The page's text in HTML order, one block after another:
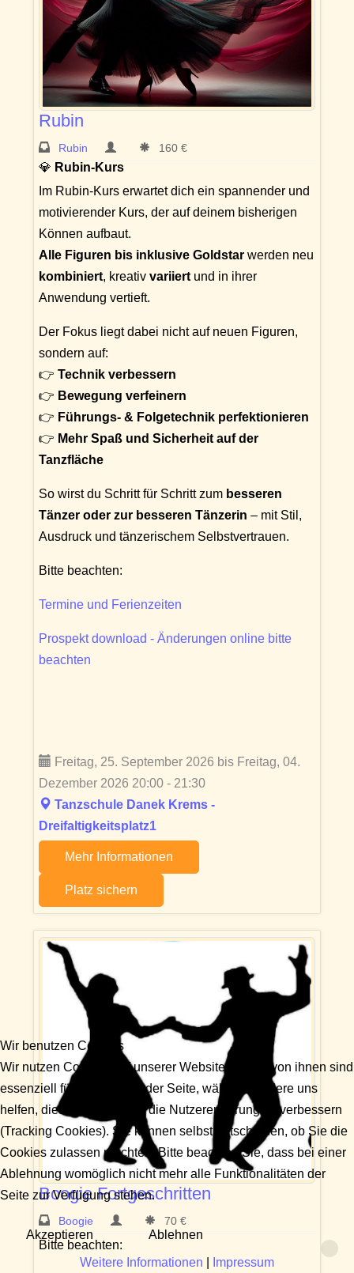
Rubin
Rubin 160 €
💎 Rubin-Kurs
Im Rubin-Kurs erwartet dich ein spannender und
motivierender Kurs, der auf deinem bisherigen
Können aufbaut.
Alle Figuren bis inklusive Goldstar werden neu
kombiniert, kreativ variiert und in ihrer
Anwendung vertieft.
Der Fokus liegt dabei nicht auf neuen Figuren,
sondern auf:
👉 Technik verbessern
👉 Bewegung verfeinern
👉 Führungs- & Folgetechnik perfektionieren
👉 Mehr Spaß und Sicherheit auf der
Tanzfläche
So wirst du Schritt für Schritt zum besseren
Tänzer oder zur besseren Tänzerin – mit Stil,
Ausdruck und tänzerischem Selbstvertrauen.
Bitte beachten:
Termine und Ferienzeiten
Prospekt download - Änderungen online bitte
beachten
Freitag, 25. September 2026 bis Freitag, 04.
Dezember 2026 20:00 - 21:30
Tanzschule Danek Krems -
Dreifaltigkeitsplatz1
Mehr Informationen
Platz sichern
Boogie Fortgeschritten
Boogie 70 €
Bitte beachten:
Wir benutzen Cookies
Wir nutzen Cookies auf unserer Website. Einige von ihnen sind
essenziell für den Betrieb der Seite, während andere uns
helfen, diese Website und die Nutzererfahrung zu verbessern
(Tracking Cookies). Sie können selbst entscheiden, ob Sie die
Cookies zulassen möchten. Bitte beachten Sie, dass bei einer
Ablehnung womöglich nicht mehr alle Funktionalitäten der
Seite zur Verfügung stehen.
Akzeptieren Ablehnen
Weitere Informationen Impressum